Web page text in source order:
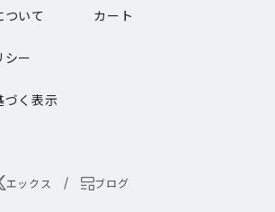
いて カート
シー
づく表示
エックス ブログ